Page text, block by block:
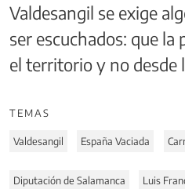
Valdesangil se exige
ser escuchados: que la
el territorio y no desde
TEMAS
Valdesangil España Vaciada
Diputación de Salamanca Luis